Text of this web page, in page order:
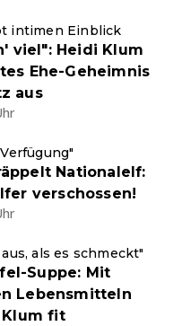
intimen Einblick
viel": Heidi Klum
Ehe-Geheimnis
aus
Nationalelf:
verschossen!
als es schmeckt"
Suppe: Mit
Lebensmitteln
Klum fit